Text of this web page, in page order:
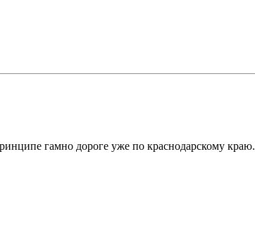
гамно дороге уже по краснодарскому